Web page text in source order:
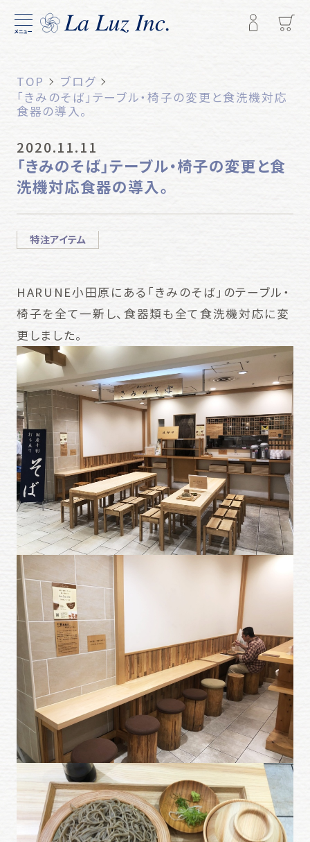
メニュー
TOP
ブログ
「きみのそば」テーブル・椅子の変更と食洗機対応
食器の導入。
2020.11.11
「きみのそば」テーブル・椅子の変更と食
洗機対応食器の導入。
特注アイテム
HARUNE小田原にある「きみのそば」のテーブル・
椅子を全て一新し、食器類も全て食洗機対応に変
更しました。